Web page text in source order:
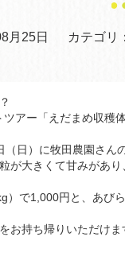
月25日 カテゴリ：
アー「えだまめ収穫
日）に牧田農園さん
が大きくて甘みがあり
で1,000円と、あび
お持ち帰りいただけ